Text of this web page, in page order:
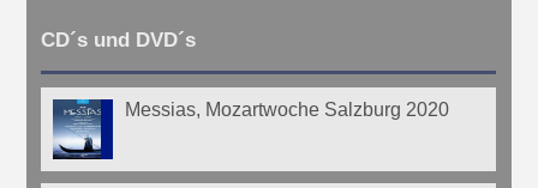
CD´s und DVD´s
Messias, Mozartwoche Salzburg 2020